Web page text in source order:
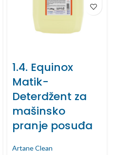
1.4. Equinox
Matik-
Deterdžent za
mašinsko
pranje posuđa
Artane Clean